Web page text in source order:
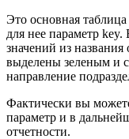
Это основная
для нее параметр
значений из
выделены зеленым и
направление
Фактически вы
параметр и в
отчетности.